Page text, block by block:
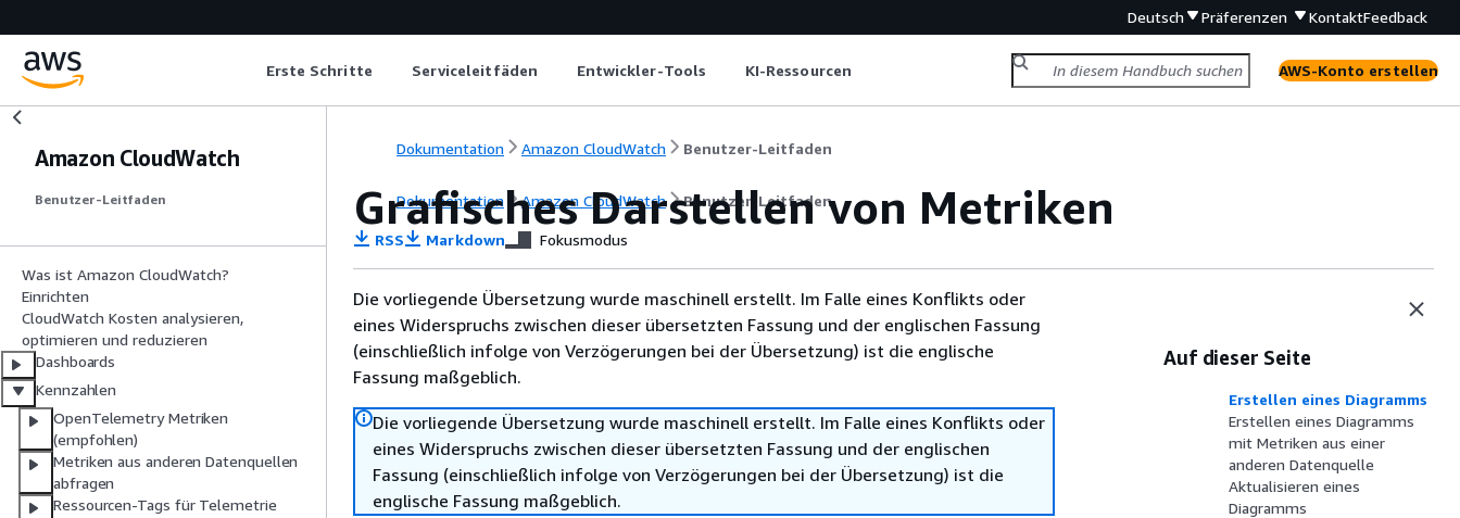
Deutsch Präferenzen KontaktFeedback
Erste Schritte Serviceleitfäden Entwickler-Tools KI-Ressourcen AWS-Konto erstellen
Amazon CloudWatch
Benutzer-Leitfaden
Was ist Amazon CloudWatch?
Einrichten
CloudWatch Kosten analysieren,
optimieren und reduzieren
Dashboards
Kennzahlen
OpenTelemetry Metriken
(empfohlen)
Metriken aus anderen Datenquellen
abfragen
Ressourcen-Tags für Telemetrie
Dokumentation Amazon CloudWatch Benutzer-Leitfaden
Dokumentation Amazon CloudWatch Benutzer-Leitfaden
Grafisches Darstellen von Metriken
RSS Markdown Fokusmodus
Die vorliegende Übersetzung wurde maschinell erstellt. Im Falle eines Konflikts oder
eines Widerspruchs zwischen dieser übersetzten Fassung und der englischen Fassung
(einschließlich infolge von Verzögerungen bei der Übersetzung) ist die englische
Fassung maßgeblich.
Die vorliegende Übersetzung wurde maschinell erstellt. Im Falle eines Konflikts oder
eines Widerspruchs zwischen dieser übersetzten Fassung und der englischen
Fassung (einschließlich infolge von Verzögerungen bei der Übersetzung) ist die
englische Fassung maßgeblich.
Auf dieser Seite
Erstellen eines Diagramms
Erstellen eines Diagramms
mit Metriken aus einer
anderen Datenquelle
Aktualisieren eines
Diagramms